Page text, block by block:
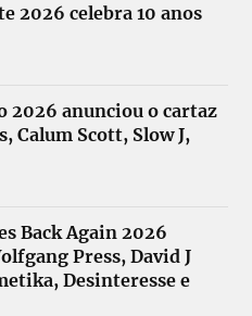
2026 celebra 10 anos
2026 anunciou o cartaz
Calum Scott, Slow J,
Back Again 2026
Press, David J
Desinteresse e